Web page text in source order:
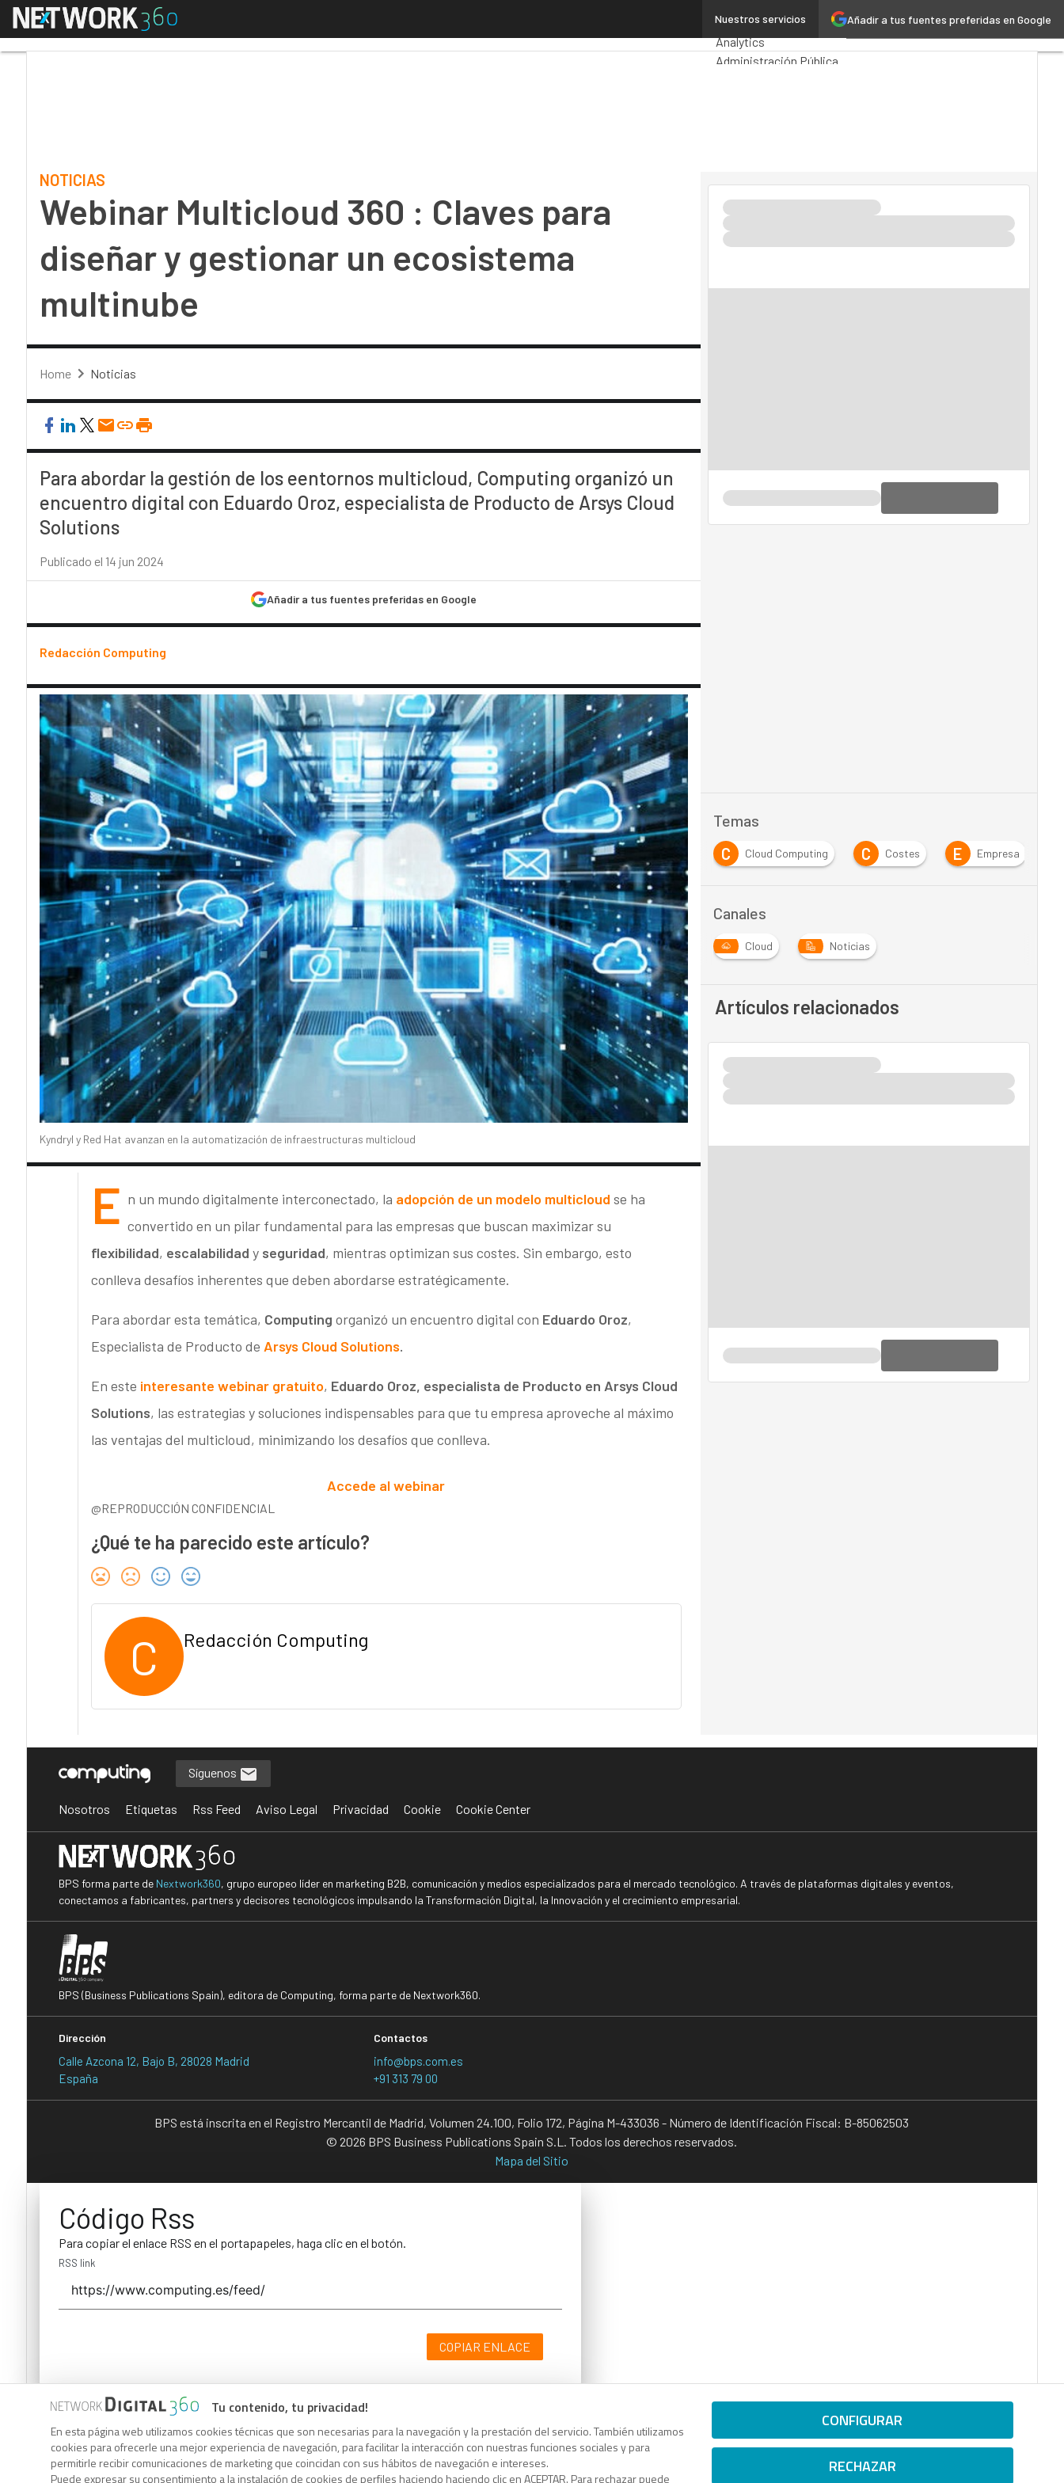
Añadir a tus fuentes preferidas en Google
Nuestros servicios
Menú Webinar Multicloud 360 : Claves para diseñar y gestionar un ecosistema multinubePremios Computing
Analytics
Administración Pública
NOTICIAS
Webinar Multicloud 360 : Claves para
diseñar y gestionar un ecosistema
multinube
Home Noticias
Para abordar la gestión de los eentornos multicloud, Computing organizó un
encuentro digital con Eduardo Oroz, especialista de Producto de Arsys Cloud
Solutions
Publicado el 14 jun 2024
Añadir a tus fuentes preferidas en Google
Redacción Computing
Kyndryl y Red Hat avanzan en la automatización de infraestructuras multicloud
E n un mundo digitalmente interconectado, la adopción de un modelo multicloud se ha
convertido en un pilar fundamental para las empresas que buscan maximizar su
flexibilidad, escalabilidad y seguridad, mientras optimizan sus costes. Sin embargo, esto
conlleva desafíos inherentes que deben abordarse estratégicamente.
Para abordar esta temática, Computing organizó un encuentro digital con Eduardo Oroz,
Especialista de Producto de Arsys Cloud Solutions.
En este interesante webinar gratuito, Eduardo Oroz, especialista de Producto en Arsys Cloud
Solutions, las estrategias y soluciones indispensables para que tu empresa aproveche al máximo
las ventajas del multicloud, minimizando los desafíos que conlleva.
Accede al webinar
@REPRODUCCIÓN CONFIDENCIAL
¿Qué te ha parecido este artículo?
C Redacción Computing
Temas
C Cloud Computing C Costes E Empresa
Canales
Cloud Noticias
Artículos relacionados
Tu contenido, tu privacidad!
En esta página web utilizamos cookies técnicas que son necesarias para la navegación y la prestación del servicio. También utilizamos
cookies para ofrecerle una mejor experiencia de navegación, para facilitar la interacción con nuestras funciones sociales y para
permitirle recibir comunicaciones de marketing que coincidan con sus hábitos de navegación e intereses.
Puede expresar su consentimiento a la instalación de cookies de perfiles haciendo haciendo clic en ACEPTAR. Para rechazar puede
CONFIGURAR
RECHAZAR
Síguenos
Nosotros Etiquetas Rss Feed Aviso Legal Privacidad Cookie Cookie Center
BPS forma parte de Nextwork360, grupo europeo líder en marketing B2B, comunicación y medios especializados para el mercado tecnológico. A través de plataformas digitales y eventos,
conectamos a fabricantes, partners y decisores tecnológicos impulsando la Transformación Digital, la Innovación y el crecimiento empresarial.
BPS (Business Publications Spain), editora de Computing, forma parte de Nextwork360.
Dirección
Calle Azcona 12, Bajo B, 28028 Madrid
España
Contactos
info@bps.com.es
+91 313 79 00
BPS está inscrita en el Registro Mercantil de Madrid, Volumen 24.100, Folio 172, Página M-433036 - Número de Identificación Fiscal: B-85062503
© 2026 BPS Business Publications Spain S.L. Todos los derechos reservados.
Mapa del Sitio
Código Rss
Para copiar el enlace RSS en el portapapeles, haga clic en el botón.
RSS link
COPIAR ENLACE
Código Rss
Para copiar el enlace RSS en el portapapeles, haga clic en el botón.
RSS link